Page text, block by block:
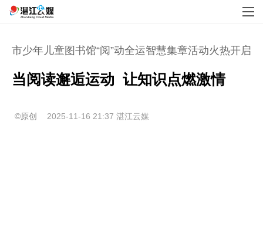
市少年儿童图书馆“阅”动全运智慧集章活动火热开启
当阅读邂逅运动  让知识点燃激情
©原创 2025-11-16 21:37 湛江云媒